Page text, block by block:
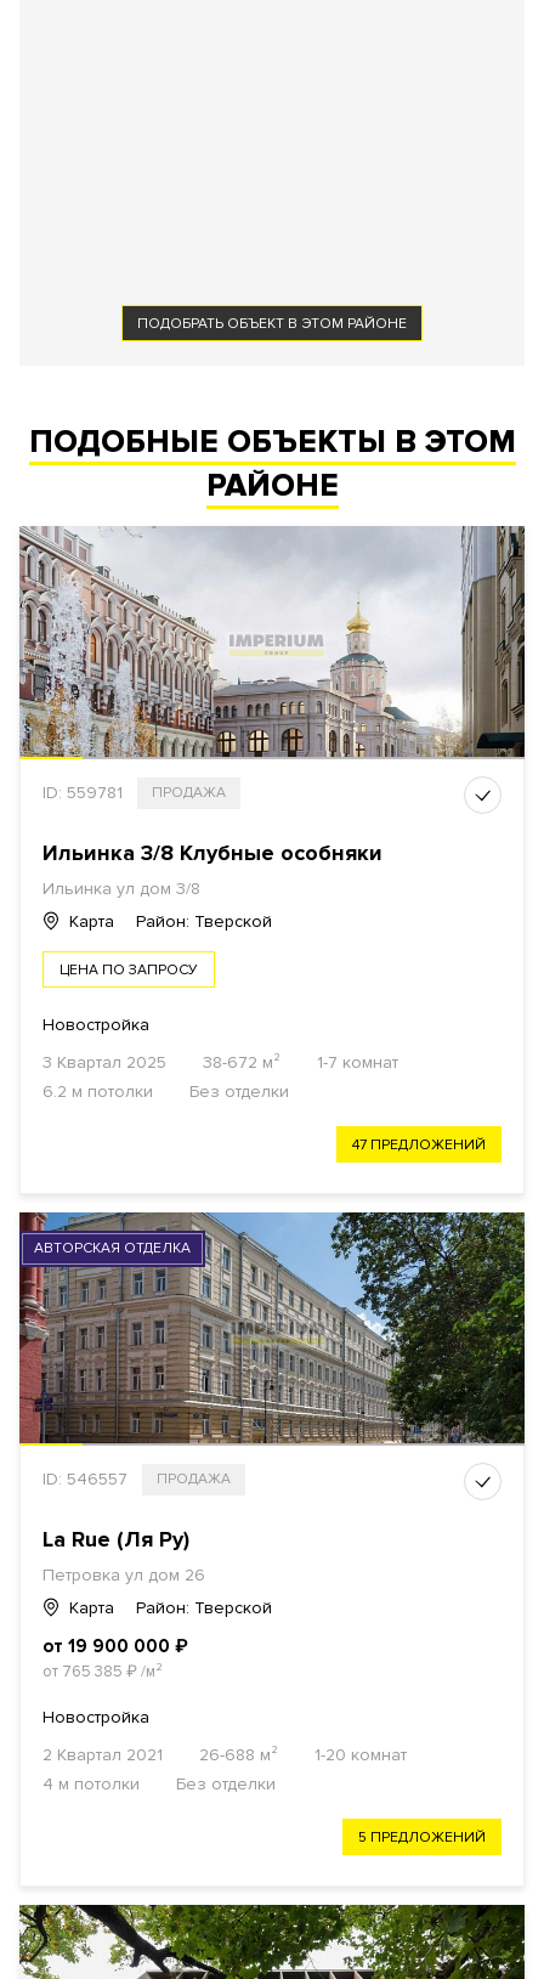
ПОДОБРАТЬ ОБЪЕКТ В ЭТОМ РАЙОНЕ
ПОДОБНЫЕ ОБЪЕКТЫ В ЭТОМ
РАЙОНЕ
ID: 559781 ПРОДАЖА
Ильинка 3/8 Клубные особняки
Ильинка ул дом 3/8
Карта
Район: Тверской
ЦЕНА ПО ЗАПРОСУ
Новостройка
3 Квартал 2025
38-672 м²
1-7 комнат
6.2 м потолки
Без отделки
47 ПРЕДЛОЖЕНИЙ
АВТОРСКАЯ ОТДЕЛКА
ID: 546557 ПРОДАЖА
La Rue (Ля Ру)
Петровка ул дом 26
Карта
Район: Тверской
от 19 900 000 ₽
от 765 385 ₽/м²
Новостройка
2 Квартал 2021
26-688 м²
1-20 комнат
4 м потолки
Без отделки
5 ПРЕДЛОЖЕНИЙ